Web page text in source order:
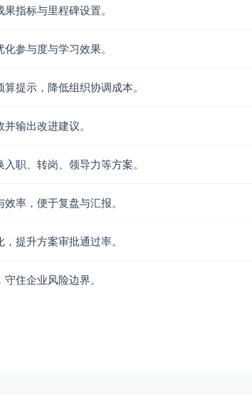
指标与里程碑设置。
参与度与学习效果。
提示，降低组织协调成本。
输出改进建议。
职、转岗、领导力等方案。
率，便于复盘与汇报。
提升方案审批通过率。
住企业风险边界。